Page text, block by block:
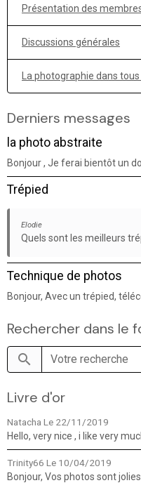
Présentation des
Discussions générales
La photographie dans
Derniers messages
la photo abstraite
Bonjour , Je ferai bientôt un
Trépied
Elodie
Quels sont les meilleurs
Technique de photos
Bonjour, Avec un trépied,
Rechercher dans le
Livre d'or
Natacha Le 22/11/2019
Hello, very nice , i like very
Trinity66 Le 10/04/2019
Bonjour, Vos photos sont